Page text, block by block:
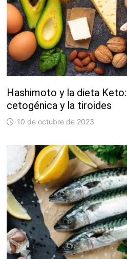
Hashimoto y la dieta
cetogénica y la tiroides
10 de octubre de 2023